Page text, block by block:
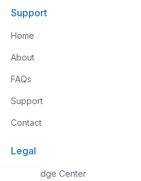
Support
Home
About
FAQs
Support
Contact
Legal
Knowledge Center